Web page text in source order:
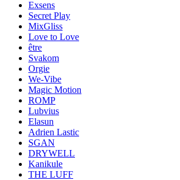
Exsens
Secret Play
MixGliss
Love to Love
être
Svakom
Orgie
We-Vibe
Magic Motion
ROMP
Lubvius
Elasun
Adrien Lastic
SGAN
DRYWELL
Kanikule
THE LUFF